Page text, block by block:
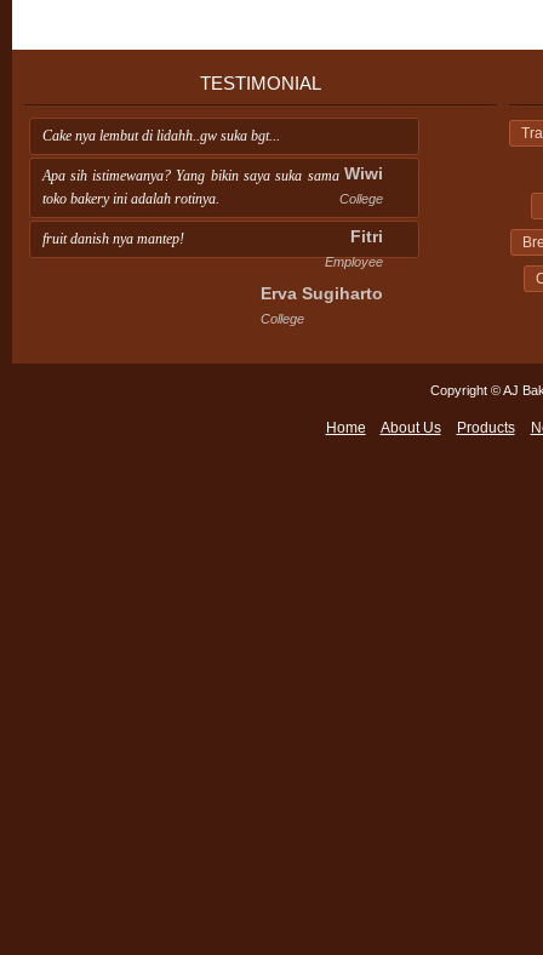
TESTIMONIAL
Cake nya lembut di lidahh..gw suka bgt...
Wiwi
College
Apa sih istimewanya? Yang bikin saya suka sama
toko bakery ini adalah rotinya.
Fitri
Employee
fruit danish nya mantep!
Erva Sugiharto
College
Copyright © AJ
Home About Us Products